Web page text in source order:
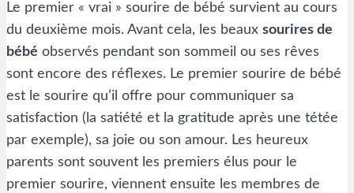
Le premier « vrai » sourire de bébé survient au cours
du deuxième mois. Avant cela, les beaux sourires de
bébé observés pendant son sommeil ou ses rêves
sont encore des réflexes. Le premier sourire de bébé
est le sourire qu’il offre pour communiquer sa
satisfaction (la satiété et la gratitude après une tétée
par exemple), sa joie ou son amour. Les heureux
parents sont souvent les premiers élus pour le
premier sourire, viennent ensuite les membres de